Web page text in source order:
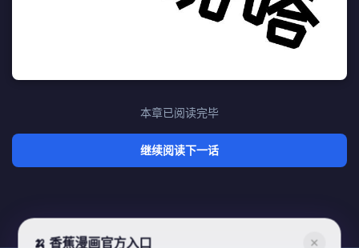
本章已阅读完毕
继续阅读下一话
🍌 香蕉漫画官方入口 ✕